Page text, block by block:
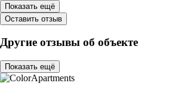
Показать ещё
Оставить отзыв
Другие отзывы об объекте
Показать ещё